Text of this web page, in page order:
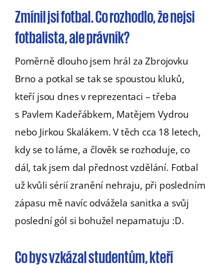
Zmínil jsi fotbal. Co rozhodlo, že nejsi
fotbalista, ale právník?
Poměrně dlouho jsem hrál za Zbrojovku
Brno a potkal se tak se spoustou kluků,
kteří jsou dnes v reprezentaci – třeba
s Pavlem Kadeřábkem, Matějem Vydrou
nebo Jirkou Skalákem. V těch cca 18 letech,
kdy se to láme, a člověk se rozhoduje, co
dál, tak jsem dal přednost vzdělání. Fotbal
už kvůli sérií zranění nehraju, při posledním
zápasu mě navíc odvážela sanitka a svůj
poslední gól si bohužel nepamatuju :D.
Co bys vzkázal studentům, kteří